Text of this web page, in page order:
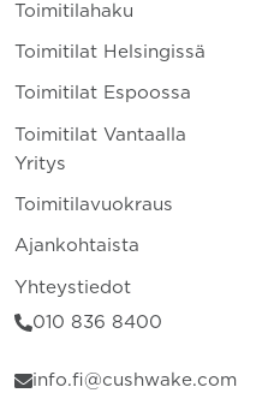
Toimitilahaku
Toimitilat Helsingissä
Toimitilat Espoossa
Toimitilat Vantaalla
Yritys
Toimitilavuokraus
Ajankohtaista
Yhteystiedot
010 836 8400
info.fi@cushwake.com